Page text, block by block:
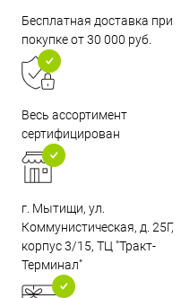
Бесплатная доставка при
покупке от 30 000 руб.
Весь ассортимент
сертифицирован
г. Мытищи, ул.
Коммунистическая, д. 25Г,
корпус 3/15, ТЦ "Тракт-
Терминал"